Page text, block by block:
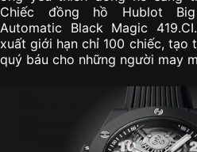
Chiếc đồng hồ Hublot Big
Automatic Black Magic
xuất giới hạn chỉ 100 chiếc, tạo
quý báu cho những người may